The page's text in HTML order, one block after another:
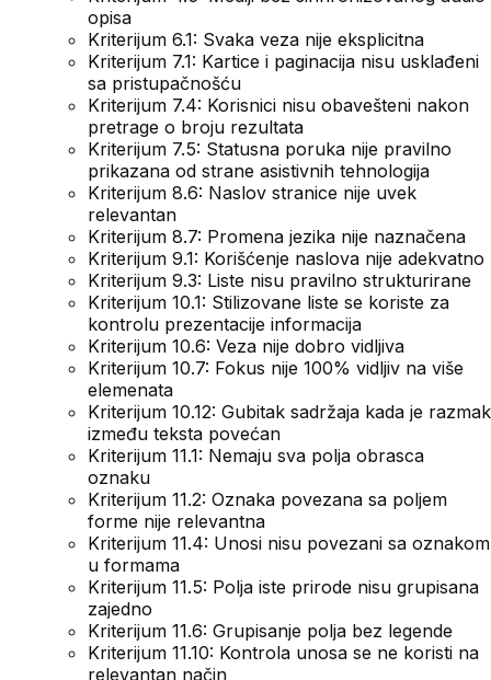
opisa
Kriterijum 6.1: Svaka veza nije eksplicitna
Kriterijum 7.1: Kartice i paginacija nisu usklađeni
sa pristupačnošću
Kriterijum 7.4: Korisnici nisu obavešteni nakon
pretrage o broju rezultata
Kriterijum 7.5: Statusna poruka nije pravilno
prikazana od strane asistivnih tehnologija
Kriterijum 8.6: Naslov stranice nije uvek
relevantan
Kriterijum 8.7: Promena jezika nije naznačena
Kriterijum 9.1: Korišćenje naslova nije adekvatno
Kriterijum 9.3: Liste nisu pravilno strukturirane
Kriterijum 10.1: Stilizovane liste se koriste za
kontrolu prezentacije informacija
Kriterijum 10.6: Veza nije dobro vidljiva
Kriterijum 10.7: Fokus nije 100% vidljiv na više
elemenata
Kriterijum 10.12: Gubitak sadržaja kada je razmak
između teksta povećan
Kriterijum 11.1: Nemaju sva polja obrasca
oznaku
Kriterijum 11.2: Oznaka povezana sa poljem
forme nije relevantna
Kriterijum 11.4: Unosi nisu povezani sa oznakom
u formama
Kriterijum 11.5: Polja iste prirode nisu grupisana
zajedno
Kriterijum 11.6: Grupisanje polja bez legende
Kriterijum 11.10: Kontrola unosa se ne koristi na
relevantan način